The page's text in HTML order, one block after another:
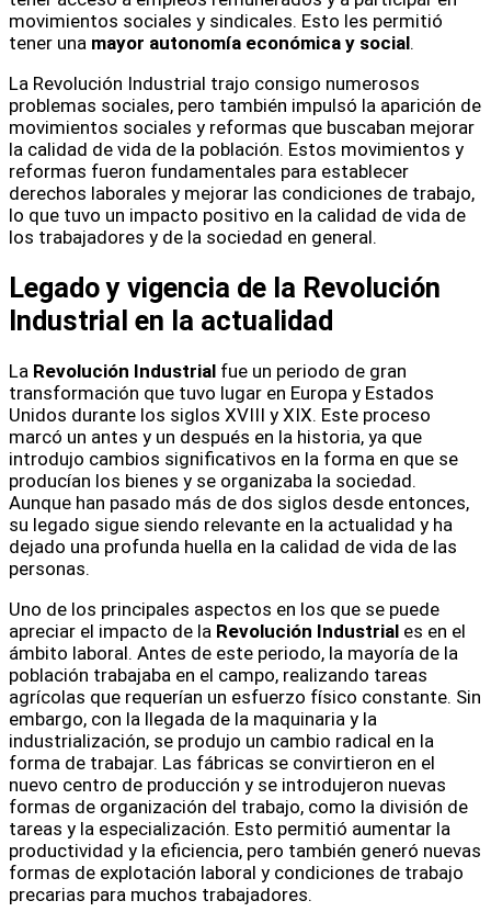
movimientos sociales y sindicales. Esto les permitió
tener una mayor autonomía económica y social.
La Revolución Industrial trajo consigo numerosos
problemas sociales, pero también impulsó la aparición de
movimientos sociales y reformas que buscaban mejorar
la calidad de vida de la población. Estos movimientos y
reformas fueron fundamentales para establecer
derechos laborales y mejorar las condiciones de trabajo,
lo que tuvo un impacto positivo en la calidad de vida de
los trabajadores y de la sociedad en general.
Legado y vigencia de la Revolución
Industrial en la actualidad
La Revolución Industrial fue un periodo de gran
transformación que tuvo lugar en Europa y Estados
Unidos durante los siglos XVIII y XIX. Este proceso
marcó un antes y un después en la historia, ya que
introdujo cambios significativos en la forma en que se
producían los bienes y se organizaba la sociedad.
Aunque han pasado más de dos siglos desde entonces,
su legado sigue siendo relevante en la actualidad y ha
dejado una profunda huella en la calidad de vida de las
personas.
Uno de los principales aspectos en los que se puede
apreciar el impacto de la Revolución Industrial es en el
ámbito laboral. Antes de este periodo, la mayoría de la
población trabajaba en el campo, realizando tareas
agrícolas que requerían un esfuerzo físico constante. Sin
embargo, con la llegada de la maquinaria y la
industrialización, se produjo un cambio radical en la
forma de trabajar. Las fábricas se convirtieron en el
nuevo centro de producción y se introdujeron nuevas
formas de organización del trabajo, como la división de
tareas y la especialización. Esto permitió aumentar la
productividad y la eficiencia, pero también generó nuevas
formas de explotación laboral y condiciones de trabajo
precarias para muchos trabajadores.